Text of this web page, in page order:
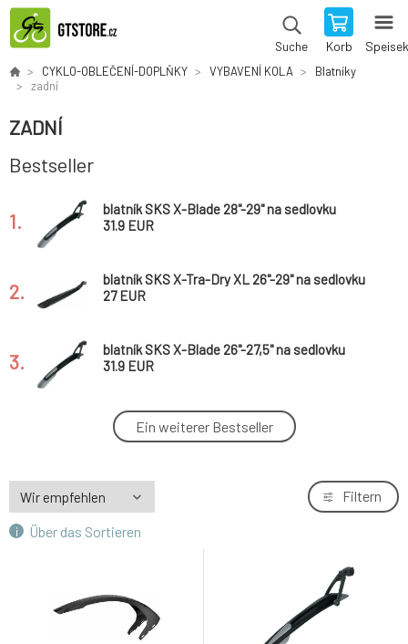
Suche Korb
CYKLO-OBLEČENÍ-DOPLŇKY VYBAVENÍ KOLA
Blatníky
zadní
ZADNÍ
Bestseller
1.
blatník SKS X-Blade 28"-29" na sedlovku
černo/šedý
31.9 EUR
2.
blatník SKS X-Tra-Dry XL 26"-29" na sedlovku
černý
27 EUR
3.
blatník SKS X-Blade 26"-27,5" na sedlovku
černo/šedý
31.9 EUR
blatník SKS Mudrocker 27,5"-29" černý
46.7 EUR
Ein weiterer Bestseller
Über das Sortieren
Filtern